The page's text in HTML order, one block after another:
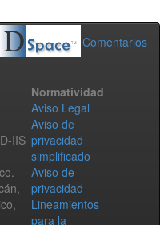
Comentarios
IIS
Normatividad
Aviso Legal
Aviso de
privacidad
simplificado
Aviso de
privacidad
Lineamientos
para la